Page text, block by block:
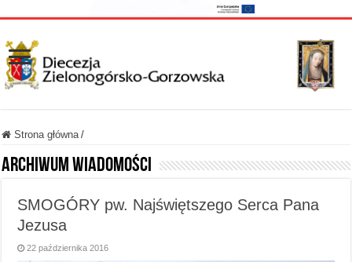
Strona główna /
Archiwum wiadomości
SMOGÓRY pw. Najświętszego Serca Pana
Jezusa
22 października 2016